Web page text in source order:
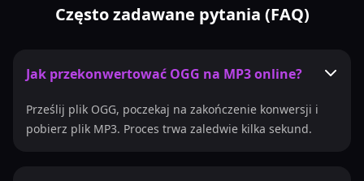
Często zadawane pytania (FAQ)
Jak przekonwertować OGG na MP3 online?
Prześlij plik OGG, poczekaj na zakończenie konwersji i
pobierz plik MP3. Proces trwa zaledwie kilka sekund.